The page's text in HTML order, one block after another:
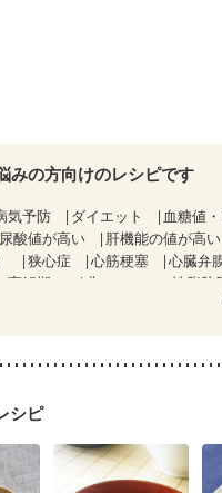
みの方向けのレシピです
気予防 ダイエット 血糖値
尿酸値が高い 肝機能の値が高い
狭心症 心筋梗塞 心臓弁
解期）
非アルコール性脂肪
が気になる（初期）
妊婦健
骨折
シピ